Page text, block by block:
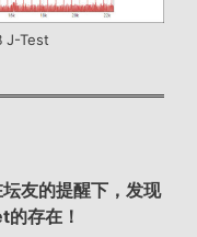
J-Test
友的提醒下，发现
存在！